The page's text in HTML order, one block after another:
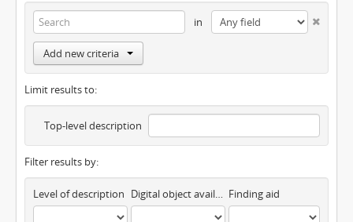
in
Add new criteria
Limit results to:
Top-level description
Filter results by:
Level of description Digital object available Finding aid